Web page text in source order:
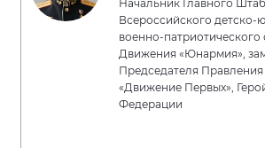
Начальник Главного
Всероссийского детско-
военно-
Движения «Юнармия»,
Председателя
«Движение Первых»,
Федерации